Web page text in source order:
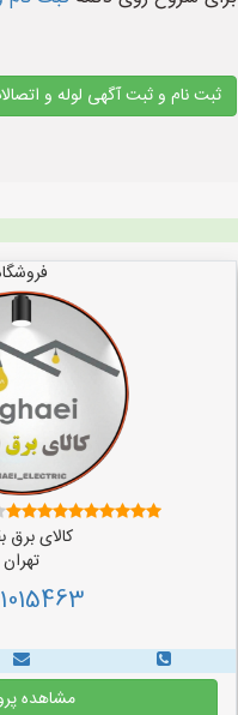
ثبت نام و ثبت آگهی لوله و
کالای برق
تهران
مشاهده